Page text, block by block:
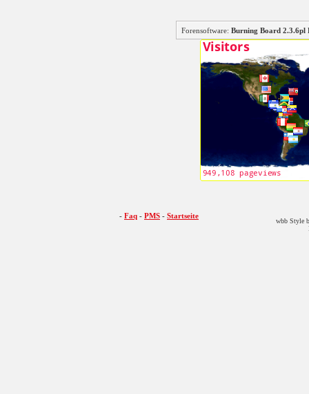
Forensoftware: Burning Board
- Faq - PMS - Startseite
wbb Style